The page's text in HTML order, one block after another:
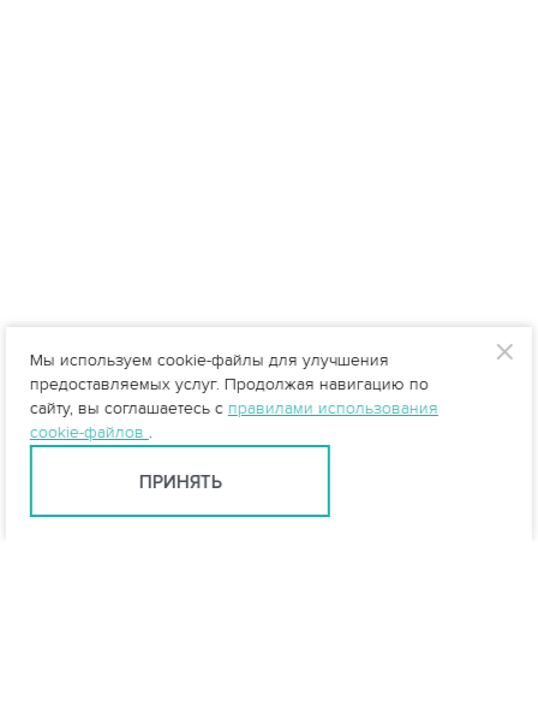
Мы используем cookie-файлы для улучшения
предоставляемых услуг. Продолжая навигацию по
сайту, вы соглашаетесь с правилами использования
cookie-файлов .
ПРИНЯТЬ